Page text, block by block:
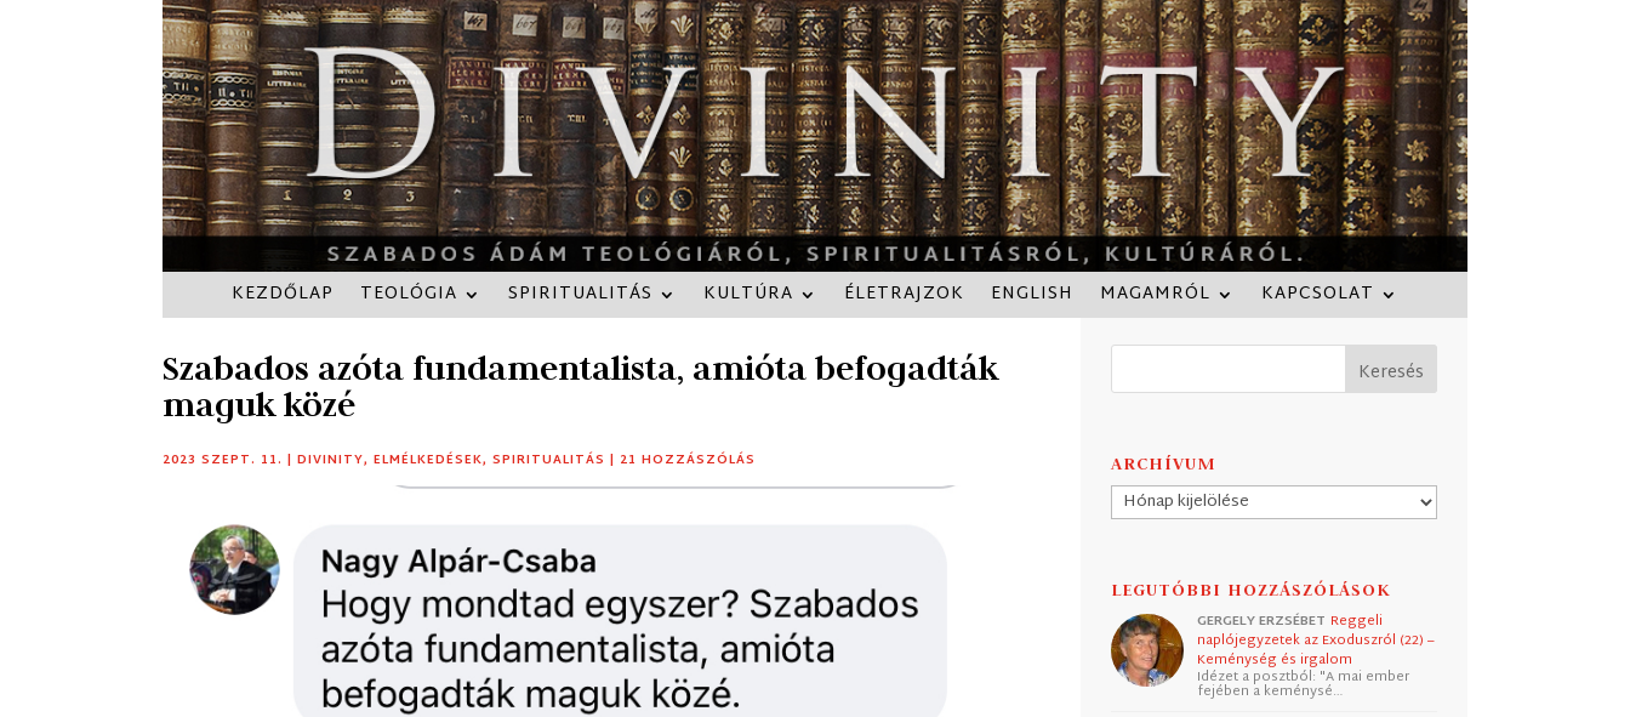
KEZDŐLAP TEOLÓGIA SPIRITUALITÁS KULTÚRA ÉLETRAJZOK ENGLISH MAGAMRÓL KAPCSOLAT
Szabados azóta fundamentalista, amióta befogadták
maguk közé
2023 SZEPT. 11. |DIVINITY,ELMÉLKEDÉSEK,SPIRITUALITÁS | 21 HOZZÁSZÓLÁS ARCHÍVUM
Archívum
LEGUTÓBBI HOZZÁSZÓLÁSOK
GERGELY ERZSÉBET Reggeli
naplójegyzetek az Exoduszról (22) –
Keménység és irgalom
Idézet a posztból: "A mai ember
fejében a keménysé…